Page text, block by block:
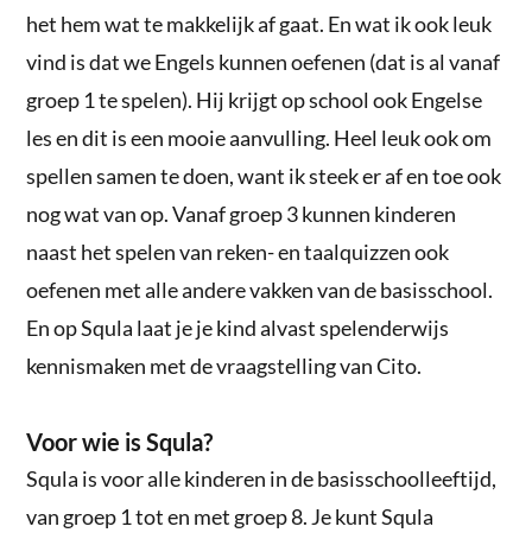
het hem wat te makkelijk af gaat. En wat ik ook leuk
vind is dat we Engels kunnen oefenen (dat is al vanaf
groep 1 te spelen). Hij krijgt op school ook Engelse
les en dit is een mooie aanvulling. Heel leuk ook om
spellen samen te doen, want ik steek er af en toe ook
nog wat van op. Vanaf groep 3 kunnen kinderen
naast het spelen van reken- en taalquizzen ook
oefenen met alle andere vakken van de basisschool.
En op Squla laat je je kind alvast spelenderwijs
kennismaken met de vraagstelling van Cito.
Voor wie is Squla?
Squla is voor alle kinderen in de basisschoolleeftijd,
van groep 1 tot en met groep 8. Je kunt Squla